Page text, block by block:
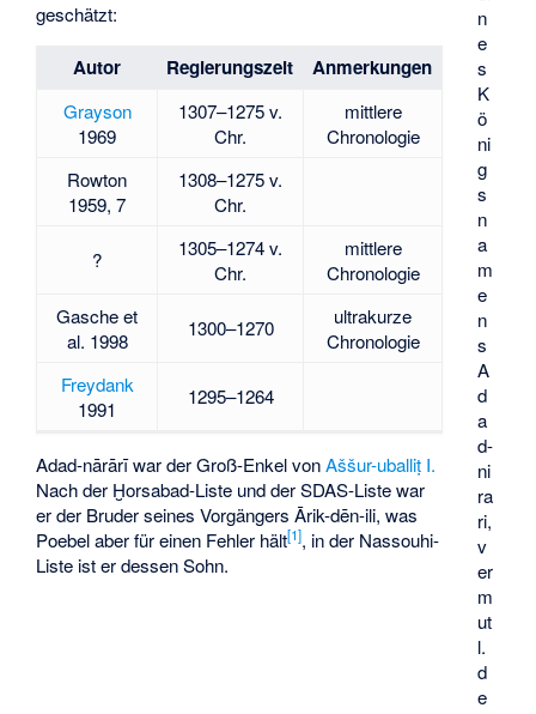
n
e
s
K
ö
ni
g
s
n
a
m
e
n
s
A
d
a
d-
ni
ra
ri,
v
er
m
ut
l.
d
e
geschätzt:
Autor Regierungszeit Anmerkungen
Grayson
1969
1307–1275 v.
Chr.
mittlere
Chronologie
Rowton
1959, 7
1308–1275 v.
Chr.
?
1305–1274 v.
Chr.
mittlere
Chronologie
Gascheet
al. 1998
1300–1270
ultrakurze
Chronologie
Freydank
1991
1295–1264
Adad-nārārī war der Groß-Enkel vonAššur-uballiṭ I.
Nach der Ḫorsabad-Liste und derSDAS-Listewar
er der Bruder seines Vorgängers Ārik-dēn-ili, was
Poebel aber für einen Fehler hält[1], in der Nassouhi-
Liste ist er dessen Sohn.